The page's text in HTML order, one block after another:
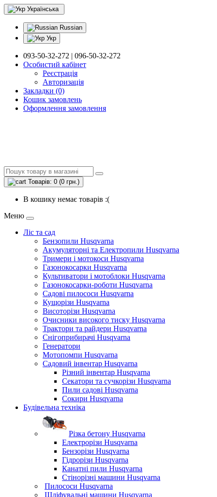
Українська
Russian
Укр
093-50-32-272 | 096-50-32-272
Особистий кабінет
Реєстрація
Авторизація
Закладки (0)
Кошик замовлень
Оформлення замовлення
Товарів: 0 (0 грн.)
В кошику немає товарів :(
Меню
Ліс та сад
Бензопили Husqvarna
Акумуляторні та Електропили Husqvarna
Тримери і мотокоси Husqvarna
Газонокосарки Husqvarna
Культиватори і мотоблоки Husqvarna
Газонокосарки-роботи Husqvarna
Садові пилососи Husqvarna
Кущорізи Husqvarna
Висоторізи Husqvarna
Очисники високого тиску Husqvarna
Трактори та райдери Husqvarna
Снігоприбирачі Husqvarna
Генератори
Мотопомпи Husqvarna
Садовий інвентар Husqvarna
Різний інвентар Husqvarna
Секатори та сучкорізи Husqvarna
Пили садові Husqvarna
Сокири Husqvarna
Будівельна техніка
Різка бетону Husqvarna
Електрорізи Husqvarna
Бензорізи Husqvarna
Гідрорізи Husqvarna
Канатні пили Husqvarna
Стінорізні машини Husqvarna
Пилососи Husqvarna
Шліфувальні машини Husqvarna